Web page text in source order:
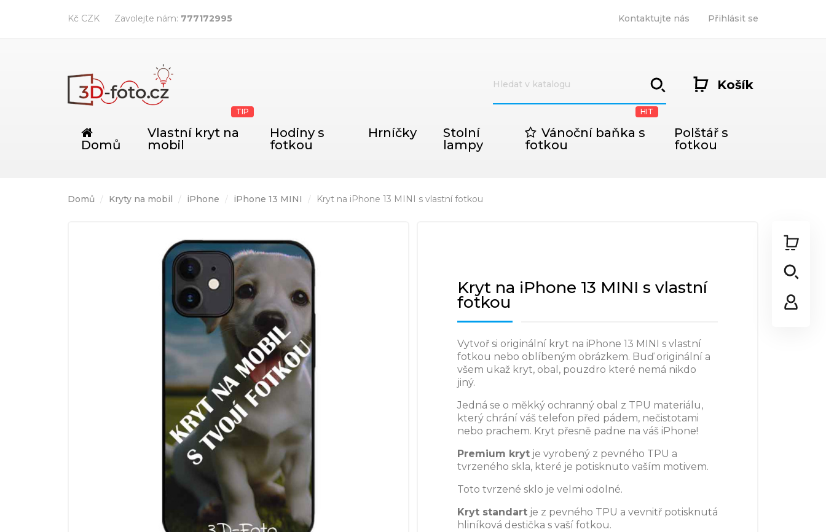
Kč CZK Zavolejte nám: 777172995 Kontaktujte nás Přihlásit se
Košík
Domů
Vlastní kryt na
mobil
TIP
Hodiny s
fotkou
Hrníčky
Stolní
lampy
Vánoční baňka s
fotkou
HIT
Polštář s
fotkou
Domů Kryty na mobil iPhone iPhone 13 MINI Kryt na iPhone 13 MINI s vlastní fotkou
Kryt na iPhone 13 MINI s vlastní
fotkou
Vytvoř si originální kryt na iPhone 13 MINI s vlastní
fotkou nebo oblíbeným obrázkem. Buď originální a
všem ukaž kryt, obal, pouzdro které nemá nikdo
jiný.
Jedná se o měkký ochranný obal z TPU materiálu,
který chrání váš telefon před pádem, nečistotami
nebo prachem. Kryt přesně padne na váš iPhone!
Premium kryt je vyrobený z pevného TPU a
tvrzeného skla, které je potisknuto vaším motivem.
Toto tvrzené sklo je velmi odolné.
Kryt standart je z pevného TPU a vevnitř potisknutá
hliníková destička s vaší fotkou.